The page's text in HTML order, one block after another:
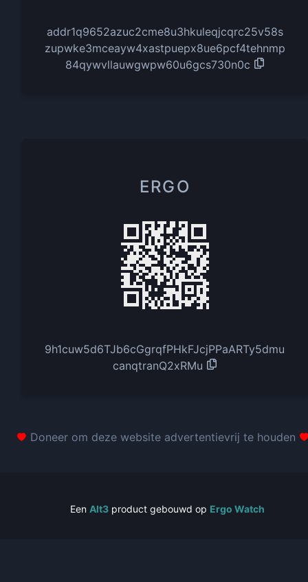
addr1q9652azuc2cme8u3hkuleqjcqrc25v58s
zupwke3mceayw4xastpuepx8ue6pcf4tehnmp
84qywvllauwgwpw60u6gcs730n0c
ERGO
9h1cuw5d6TJb6cGgrqfPHkFJcjPPaARTy5dmu
canqtranQ2xRMu
Doneer om deze website advertentievrij te houden
Een Alt3 product gebouwd op Ergo Watch